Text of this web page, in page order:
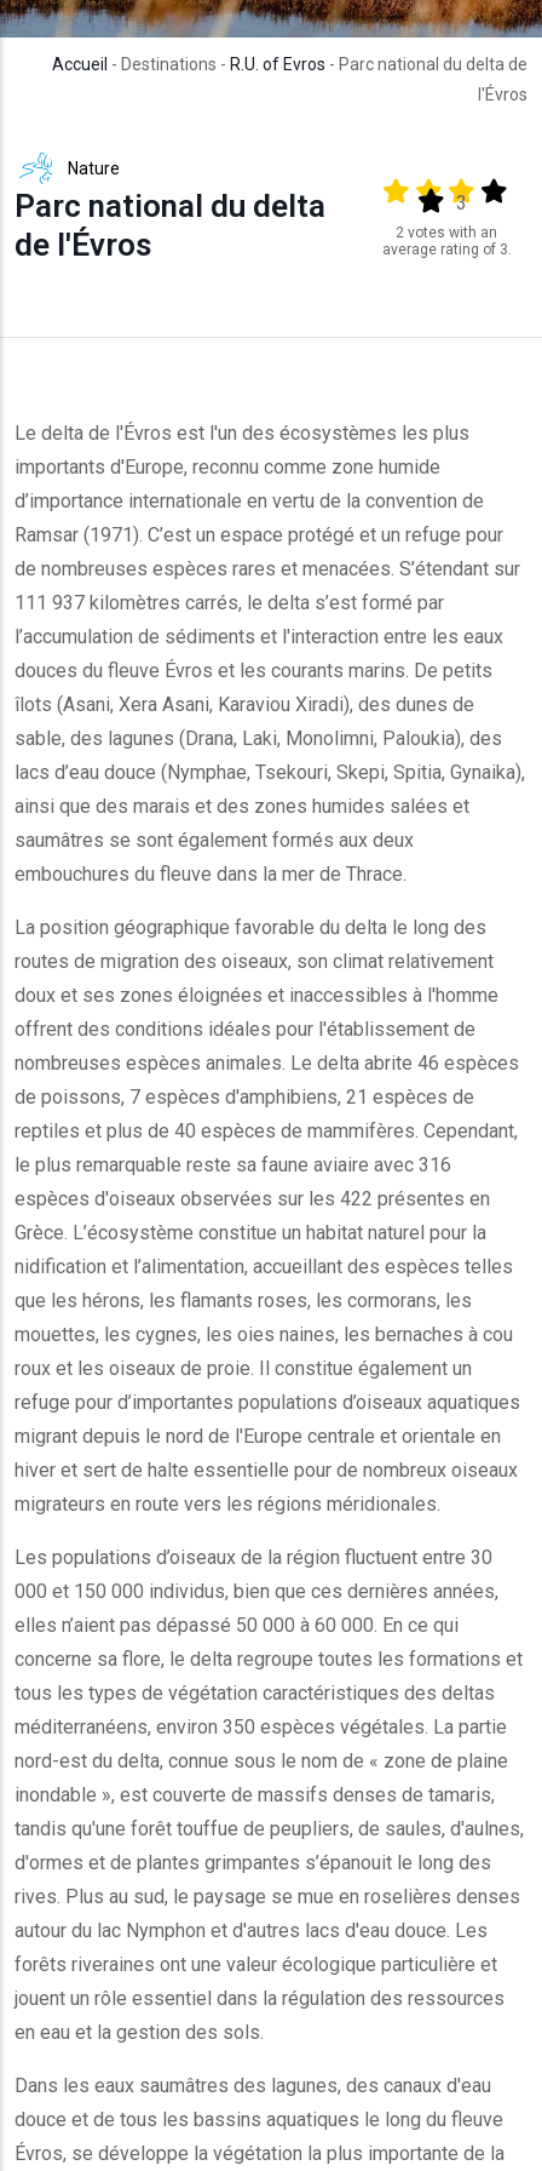
Accueil - Destinations - R.U. of Evros - Parc national du delta de
l'Évros
Nature
Parc national du delta
de l'Évros
Output format
(star)(star)(star)
(star)
3
2 votes with an
average rating of 3.
Le delta de l'Évros est l'un des écosystèmes les plus
importants d'Europe, reconnu comme zone humide
d’importance internationale en vertu de la convention de
Ramsar (1971). C’est un espace protégé et un refuge pour
de nombreuses espèces rares et menacées. S’étendant sur
111 937 kilomètres carrés, le delta s’est formé par
l’accumulation de sédiments et l'interaction entre les eaux
douces du fleuve Évros et les courants marins. De petits
îlots (Asani, Xera Asani, Karaviou Xiradi), des dunes de
sable, des lagunes (Drana, Laki, Monolimni, Paloukia), des
lacs d’eau douce (Nymphae, Tsekouri, Skepi, Spitia, Gynaika),
ainsi que des marais et des zones humides salées et
saumâtres se sont également formés aux deux
embouchures du fleuve dans la mer de Thrace.
La position géographique favorable du delta le long des
routes de migration des oiseaux, son climat relativement
doux et ses zones éloignées et inaccessibles à l'homme
offrent des conditions idéales pour l'établissement de
nombreuses espèces animales. Le delta abrite 46 espèces
de poissons, 7 espèces d'amphibiens, 21 espèces de
reptiles et plus de 40 espèces de mammifères. Cependant,
le plus remarquable reste sa faune aviaire avec 316
espèces d'oiseaux observées sur les 422 présentes en
Grèce. L’écosystème constitue un habitat naturel pour la
nidification et l’alimentation, accueillant des espèces telles
que les hérons, les flamants roses, les cormorans, les
mouettes, les cygnes, les oies naines, les bernaches à cou
roux et les oiseaux de proie. Il constitue également un
refuge pour d’importantes populations d’oiseaux aquatiques
migrant depuis le nord de l'Europe centrale et orientale en
hiver et sert de halte essentielle pour de nombreux oiseaux
migrateurs en route vers les régions méridionales.
Les populations d’oiseaux de la région fluctuent entre 30
000 et 150 000 individus, bien que ces dernières années,
elles n’aient pas dépassé 50 000 à 60 000. En ce qui
concerne sa flore, le delta regroupe toutes les formations et
tous les types de végétation caractéristiques des deltas
méditerranéens, environ 350 espèces végétales. La partie
nord-est du delta, connue sous le nom de « zone de plaine
inondable », est couverte de massifs denses de tamaris,
tandis qu'une forêt touffue de peupliers, de saules, d'aulnes,
d'ormes et de plantes grimpantes s’épanouit le long des
rives. Plus au sud, le paysage se mue en roselières denses
autour du lac Nymphon et d'autres lacs d'eau douce. Les
forêts riveraines ont une valeur écologique particulière et
jouent un rôle essentiel dans la régulation des ressources
en eau et la gestion des sols.
Dans les eaux saumâtres des lagunes, des canaux d'eau
douce et de tous les bassins aquatiques le long du fleuve
Évros, se développe la végétation la plus importante de la